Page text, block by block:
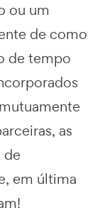
ou um
de como
de tempo
as
de
em última